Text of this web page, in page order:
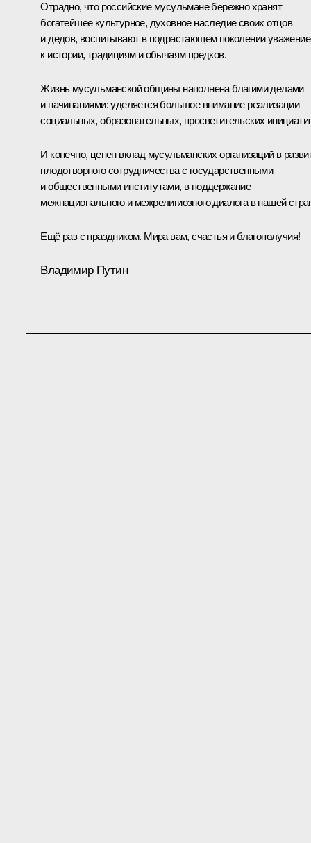
Отрадно, что российские мусульмане бережно хранят
богатейшее культурное, духовное наследие своих отцов
и дедов, воспитывают в подрастающем поколении уважение
к истории, традициям и обычаям предков.
Жизнь мусульманской общины наполнена благими делами
и начинаниями: уделяется большое внимание реализации
социальных, образовательных, просветительских
И конечно, ценен вклад мусульманских организаций в
плодотворного сотрудничества с государственными
и общественными институтами, в поддержание
межнационального и межрелигиозного диалога в нашей
Ещё раз с праздником. Мира вам, счастья и благополучия!
Владимир Путин